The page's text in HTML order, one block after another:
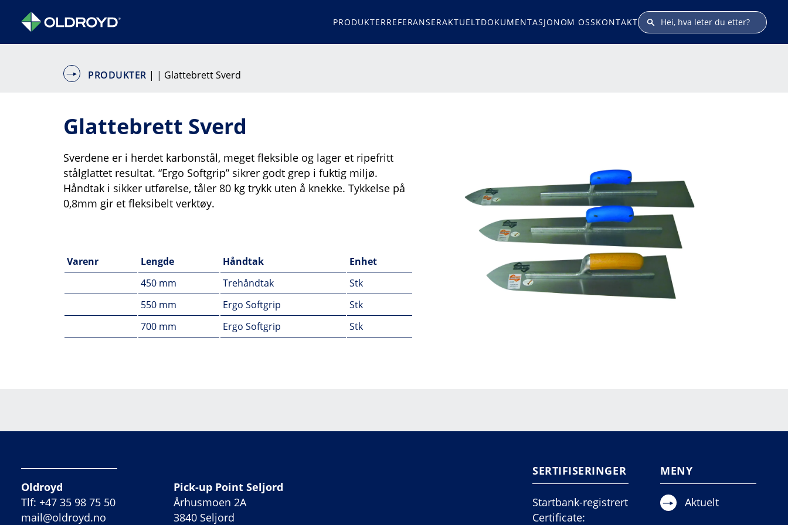
PRODUKTERREFERANSERAKTUELTDOKUMENTASJONOM OSSKONTAKT
PRODUKTER | | Glattebrett Sverd
Glattebrett Sverd
Sverdene er i herdet karbonstål, meget fleksible og lager et ripefritt
stålglattet resultat. “Ergo Softgrip” sikrer godt grep i fuktig miljø.
Håndtak i sikker utførelse, tåler 80 kg trykk uten å knekke. Tykkelse på
0,8mm gir et fleksibelt verktøy.
Varenr Lengde Håndtak
Enhet
450 mm
Trehåndtak
Stk
550 mm
Ergo Softgrip
Stk
700 mm
Ergo Softgrip Stk
Oldroyd
Tlf: +47 35 98 75 50
mail@oldroyd.no
Pick-up Point Seljord
Århusmoen 2A
3840 Seljord
SERTIFISERINGER
Startbank-registrert
Certificate:
MENY
Aktuelt